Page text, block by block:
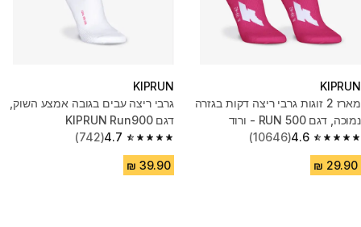
KIPRUN
מארז 2 זוגות גרבי ריצה דקות בגזרה
נמוכה, דגם RUN 500 - ורוד
4.6
4.6 out of 5 stars from 10646 reviews
(10646)
KIPRUN
גרבי ריצה עבים בגובה אמצע השוק,
דגם KIPRUN Run900
4.7
4.7 out of 5 stars from 742 reviews
(742)